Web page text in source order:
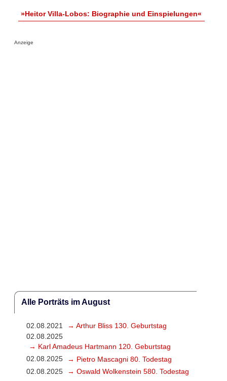
»Heitor Villa-Lobos: Biographie und Einspielungen«
Anzeige
Alle Porträts im August
02.08.2021
→ Arthur Bliss 130. Geburtstag
02.08.2025
→ Karl Amadeus Hartmann 120. Geburtstag
02.08.2025
→ Pietro Mascagni 80. Todestag
02.08.2025
→ Oswald Wolkenstein 580. Todestag